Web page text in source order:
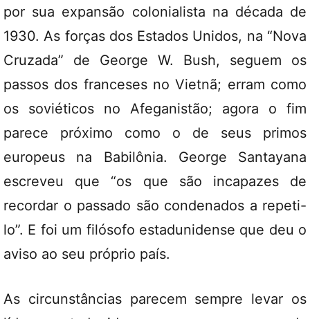
por sua expansão colonialista na década de
1930. As forças dos Estados Unidos, na “Nova
Cruzada” de George W. Bush, seguem os
passos dos franceses no Vietnã; erram como
os soviéticos no Afeganistão; agora o fim
parece próximo como o de seus primos
europeus na Babilônia. George Santayana
escreveu que “os que são incapazes de
recordar o passado são condenados a repeti-
lo”. E foi um filósofo estadunidense que deu o
aviso ao seu próprio país.
As circunstâncias parecem sempre levar os